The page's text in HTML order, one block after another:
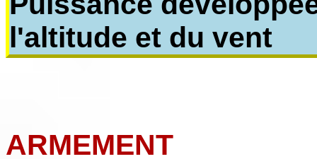
l'altitude et du vent
ARMEMENT